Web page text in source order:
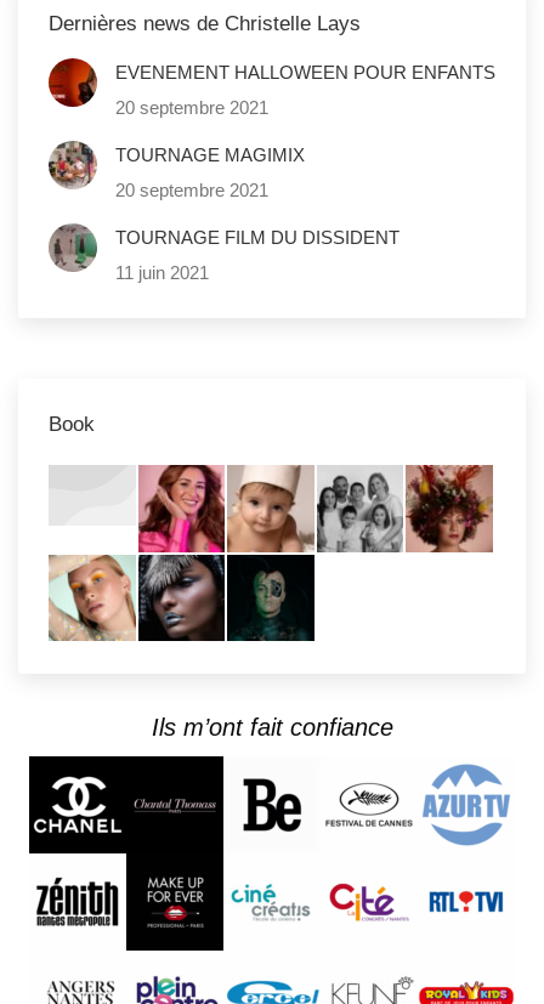
Dernières news de Christelle Lays
EVENEMENT HALLOWEEN POUR ENFANTS
20 septembre 2021
TOURNAGE MAGIMIX
20 septembre 2021
TOURNAGE FILM DU DISSIDENT
11 juin 2021
Book
Ils m’ont fait confiance